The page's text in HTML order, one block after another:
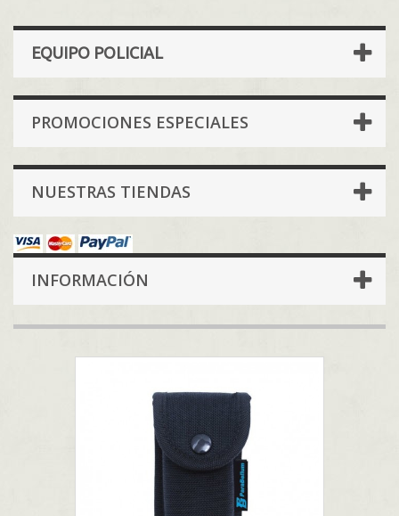
EQUIPO POLICIAL
PROMOCIONES ESPECIALES
NUESTRAS TIENDAS
INFORMACIÓN